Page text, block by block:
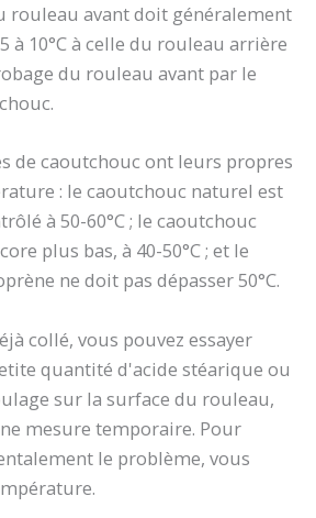
rouleau avant doit généralement
à 10°C à celle du rouleau arrière
du rouleau avant par le
de caoutchouc ont leurs propres
: le caoutchouc naturel est
à 50-60°C ; le caoutchouc
plus bas, à 40-50°C ; et le
ne doit pas dépasser 50°C.
collé, vous pouvez essayer
quantité d'acide stéarique ou
sur la surface du rouleau,
mesure temporaire. Pour
le problème, vous